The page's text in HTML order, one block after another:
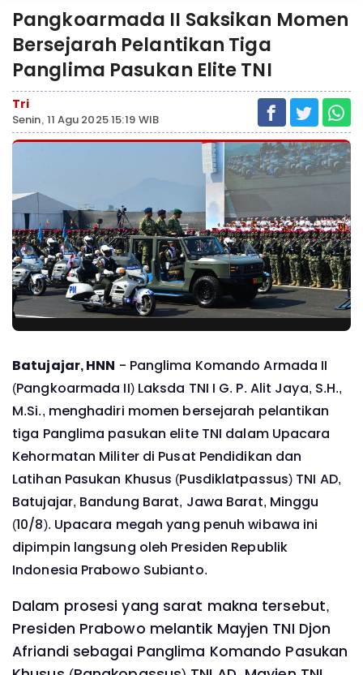
Pangkoarmada II Saksikan Momen
Bersejarah Pelantikan Tiga
Panglima Pasukan Elite TNI
Tri
Senin, 11 Agu 2025 15:19 WIB
Batujajar, HNN - Panglima Komando Armada II
(Pangkoarmada II) Laksda TNI I G. P. Alit Jaya, S.H.,
M.Si., menghadiri momen bersejarah pelantikan
tiga Panglima pasukan elite TNI dalam Upacara
Kehormatan Militer di Pusat Pendidikan dan
Latihan Pasukan Khusus (Pusdiklatpassus) TNI AD,
Batujajar, Bandung Barat, Jawa Barat, Minggu
(10/8). Upacara megah yang penuh wibawa ini
dipimpin langsung oleh Presiden Republik
Indonesia Prabowo Subianto.
Dalam prosesi yang sarat makna tersebut,
Presiden Prabowo melantik Mayjen TNI Djon
Afriandi sebagai Panglima Komando Pasukan